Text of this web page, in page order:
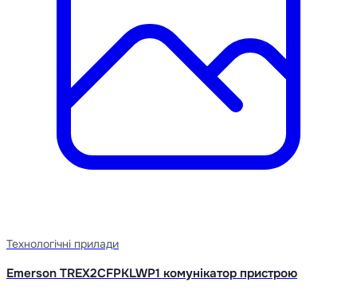
Технологічні прилади
Emerson TREX2CFPKLWP1 комунікатор пристрою